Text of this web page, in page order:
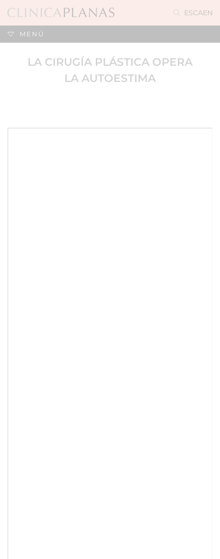
ESCAEN
MENÚ
LA CIRUGÍA PLÁSTICA OPERA
LA AUTOESTIMA